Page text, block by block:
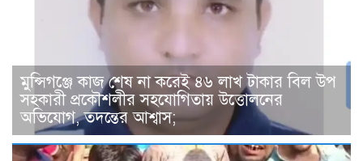
মুন্সিগঞ্জে কাজ শেষ না করেই ৪৬ লাখ টাকার বিল উপ
সহকারী প্রকৌশলীর সহযোগিতায় উত্তোলনের
অভিযোগ, তদন্তের আশ্বাস;